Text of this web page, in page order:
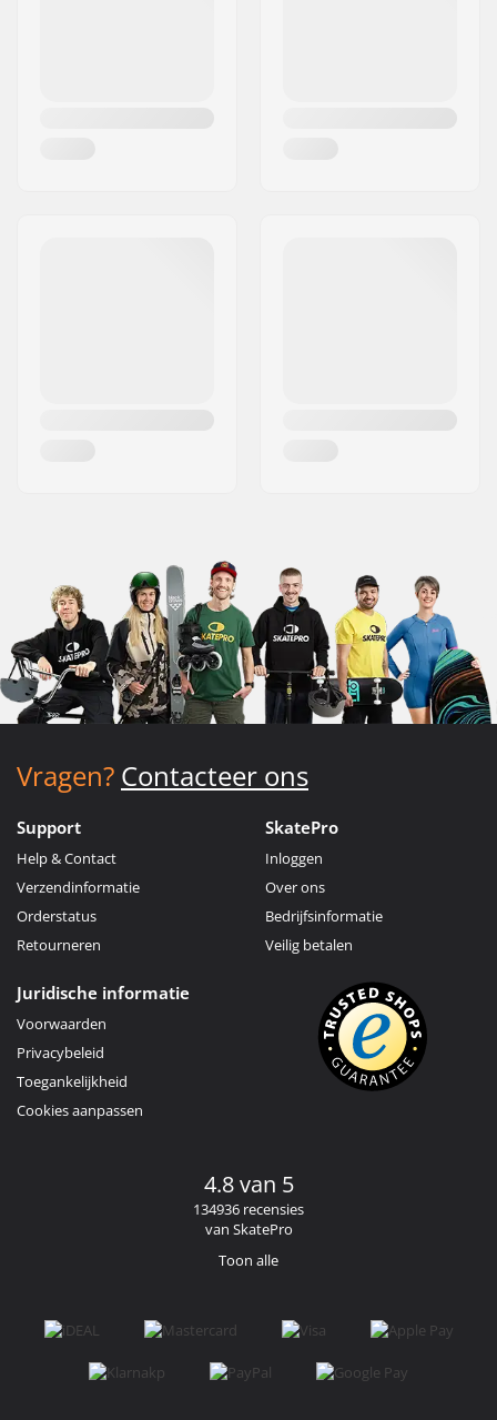
Vragen? Contacteer ons
Support
Help & Contact
Verzendinformatie
Orderstatus
Retourneren
SkatePro
Inloggen
Over ons
Bedrijfsinformatie
Veilig betalen
Juridische informatie
Voorwaarden
Privacybeleid
Toegankelijkheid
Cookies aanpassen
4.8 van 5
134936 recensies
van SkatePro
Toon alle